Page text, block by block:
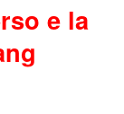
e la